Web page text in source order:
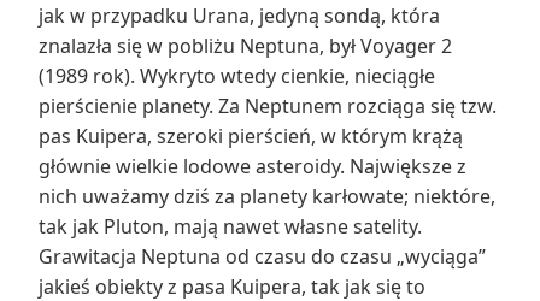
jak w przypadku Urana, jedyną sondą, która
znalazła się w pobliżu Neptuna, był Voyager 2
(1989 rok). Wykryto wtedy cienkie, nieciągłe
pierścienie planety. Za Neptunem rozciąga się tzw.
pas Kuipera, szeroki pierścień, w którym krążą
głównie wielkie lodowe asteroidy. Największe z
nich uważamy dziś za planety karłowate; niektóre,
tak jak Pluton, mają nawet własne satelity.
Grawitacja Neptuna od czasu do czasu „wyciąga”
jakieś obiekty z pasa Kuipera, tak jak się to